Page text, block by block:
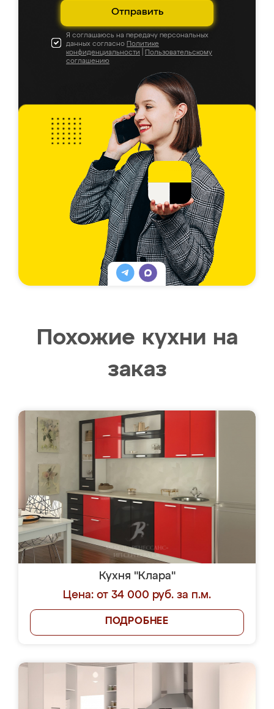
Отправить
Я соглашаюсь на передачу персональных
данных согласно Политике
конфиденциальности
Пользовательскому
соглашению
Похожие кухни на
заказ
Кухня "Клара"
Цена: от 34 000 руб. за п.м.
ПОДРОБНЕЕ